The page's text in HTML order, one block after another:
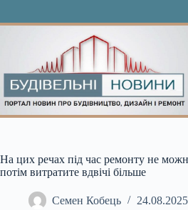
На цих речах під час ремонту не
потім витратите вдвічі більше
Семен Кобець
24.08.2025